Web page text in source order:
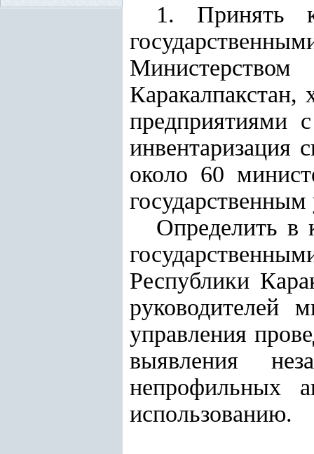
1. Принять
предприятиями
инвентаризация
около 60
государственным
Определить в
Республики
руководителей
управления
выявления
непрофильных
использованию.